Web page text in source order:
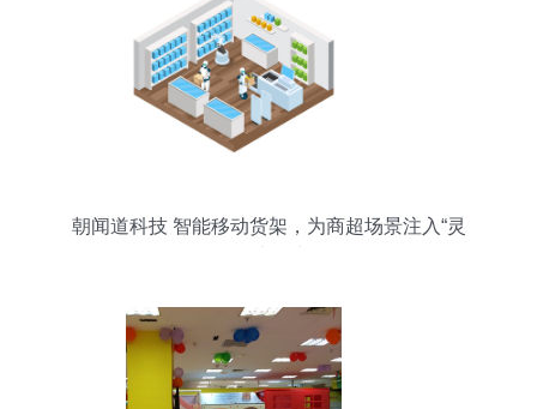
朝闻道科技 智能移动货架，为商超场景注入“灵